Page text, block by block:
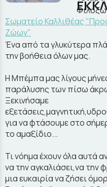
Σωματείο Καλλιθέας
Ζώων"
Ένα από τα γλυκύτερα
την βοήθεια όλων μας.
Η Μπέμπα μας λίγους
παράλυσης των πίσω
Ξεκινήσαμε
για να φτάσουμε στο
το αμαξίδιο...
Τι νόημα έχουν όλα αυτά
να την αγκαλιάσει,να την
μια ευκαιρία να ζήσει